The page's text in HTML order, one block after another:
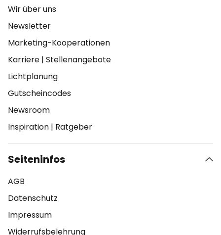
Wir über uns
Newsletter
Marketing-Kooperationen
Karriere | Stellenangebote
Lichtplanung
Gutscheincodes
Newsroom
Inspiration | Ratgeber
Seiteninfos
AGB
Datenschutz
Impressum
Widerrufsbelehrung